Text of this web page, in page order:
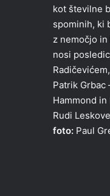
kot številne
spominih, ki
z nemočjo
nosi
Patrik Grbac
Hammond in
Rudi
foto: Paul